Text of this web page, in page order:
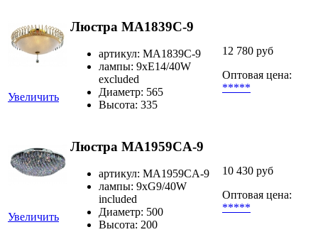
Увеличить
Люстра MA1839C-9
артикул: MA1839C-9
лампы: 9xE14/40W
excluded
Диаметр: 565
Высота: 335
12 780 руб
Оптовая цена:
*****
Увеличить
Люстра MA1959CA-9
артикул: MA1959CA-9
лампы: 9xG9/40W
included
Диаметр: 500
Высота: 200
10 430 руб
Оптовая цена:
*****